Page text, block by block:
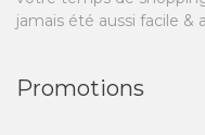
jamais été aussi facile &
Promotions